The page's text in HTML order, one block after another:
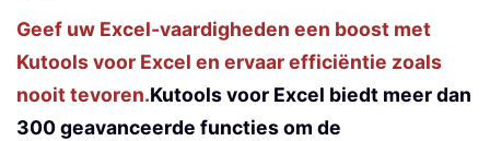
Geef uw Excel-vaardigheden een boost met
Kutools voor Excel en ervaar efficiëntie zoals
nooit tevoren.Kutools voor Excel biedt meer dan
300 geavanceerde functies om de